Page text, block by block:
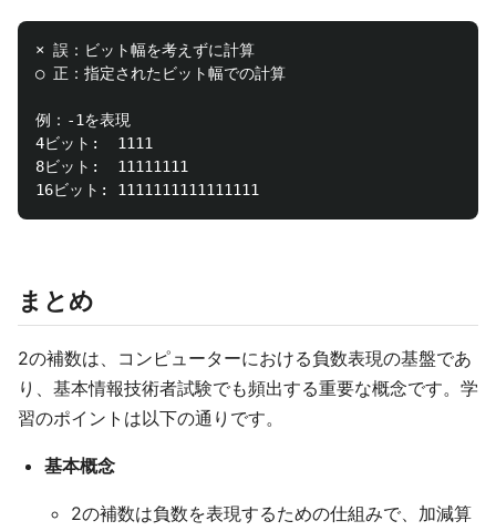
× 誤：ビット幅を考えずに計算
○ 正：指定されたビット幅での計算
例：-1を表現
4ビット:  1111
8ビット:  11111111
まとめ
2の補数は、コンピューターにおける負数表現の基盤であ
り、基本情報技術者試験でも頻出する重要な概念です。学
習のポイントは以下の通りです。
基本概念
2の補数は負数を表現するための仕組みで、加減算